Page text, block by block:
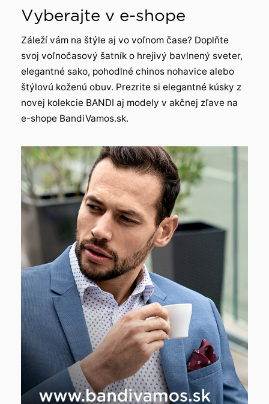
Vyberajte v e-shope
Záleží vám na štýle aj vo voľnom čase? Doplňte
svoj voľnočasový šatník o hrejivý bavlnený sveter,
elegantné sako, pohodlné chinos nohavice alebo
štýlovú koženú obuv. Prezrite si elegantné kúsky z
novej kolekcie BANDI aj modely v akčnej zľave na
e-shope BandiVamos.sk.